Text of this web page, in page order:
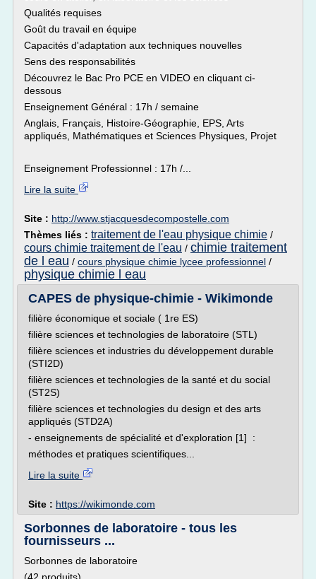
Qualités requises
Goût du travail en équipe
Capacités d'adaptation aux techniques nouvelles
Sens des responsabilités
Découvrez le Bac Pro PCE en VIDEO en cliquant ci-
dessous
Enseignement Général : 17h / semaine
Anglais, Français, Histoire-Géographie, EPS, Arts
appliqués, Mathématiques et Sciences Physiques, Projet
Enseignement Professionnel : 17h /...
Lire la suite
Site : http://www.stjacquesdecompostelle.com
Thèmes liés : traitement de l'eau physique chimie /
cours chimie traitement de l'eau / chimie traitement
de l eau / cours physique chimie lycee professionnel /
physique chimie l eau
CAPES de physique-chimie - Wikimonde
filière économique et sociale ( 1re ES)
filière sciences et technologies de laboratoire (STL)
filière sciences et industries du développement durable
(STI2D)
filière sciences et technologies de la santé et du social
(ST2S)
filière sciences et technologies du design et des arts
appliqués (STD2A)
- enseignements de spécialité et d'exploration [1] :
méthodes et pratiques scientifiques...
Lire la suite
Site : https://wikimonde.com
Sorbonnes de laboratoire - tous les
fournisseurs ...
Sorbonnes de laboratoire